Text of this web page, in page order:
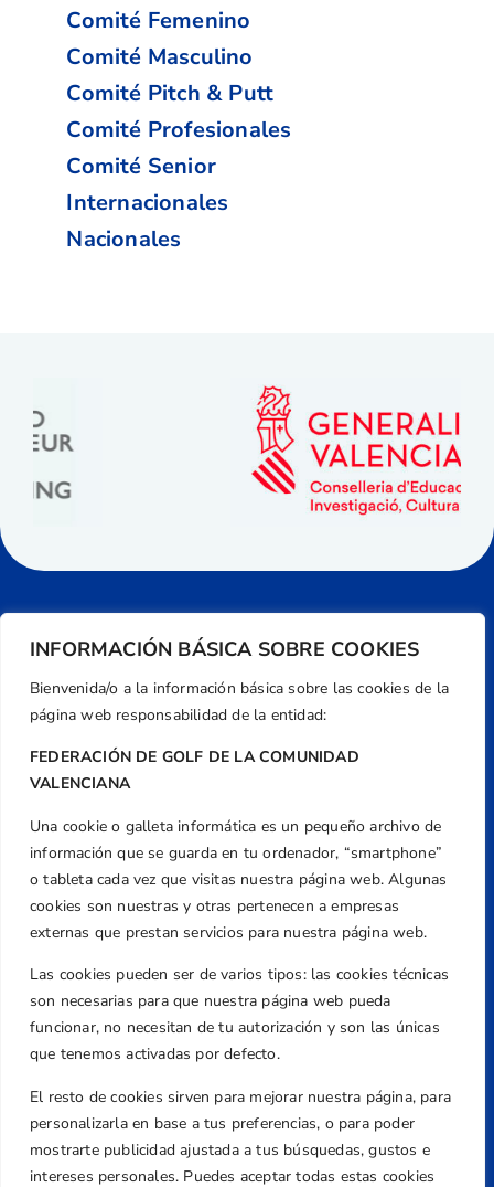
INFORMACIÓN BÁSICA SOBRE COOKIES
Bienvenida/o a la información básica sobre las cookies de la
página web responsabilidad de la entidad:
FEDERACIÓN DE GOLF DE LA COMUNIDAD
VALENCIANA
Una cookie o galleta informática es un pequeño archivo de
información que se guarda en tu ordenador, “smartphone”
o tableta cada vez que visitas nuestra página web. Algunas
cookies son nuestras y otras pertenecen a empresas
externas que prestan servicios para nuestra página web.
Las cookies pueden ser de varios tipos: las cookies técnicas
son necesarias para que nuestra página web pueda
funcionar, no necesitan de tu autorización y son las únicas
que tenemos activadas por defecto.
El resto de cookies sirven para mejorar nuestra página, para
personalizarla en base a tus preferencias, o para poder
mostrarte publicidad ajustada a tus búsquedas, gustos e
intereses personales. Puedes aceptar todas estas cookies
Comité Femenino
Comité Masculino
Comité Pitch & Putt
Comité Profesionales
Comité Senior
Internacionales
Nacionales
Dirección
Centre de L´Esport, Carrer d'Isaac Peral i
Caballero, Nº 5, Despachos 2 y 3, 46980,
Valencia
+34 961 367 799
Email
federacion@golfcv.com
Aviso Legal
Política de Privacidad
Transparencia